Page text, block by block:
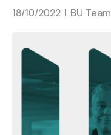
18/10/2022 | BU Team